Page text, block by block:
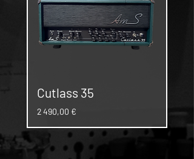
Cutlass 35
Prix
2 490,00 € Prix
1